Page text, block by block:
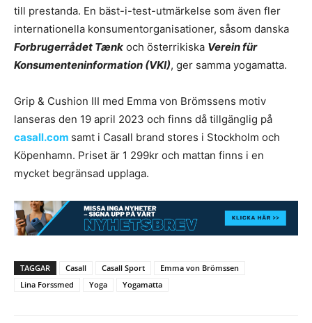
till prestanda. En bäst-i-test-utmärkelse som även fler
internationella konsumentorganisationer, såsom danska
Forbrugerrådet Tænk och österrikiska Verein für
Konsumenteninformation (VKI), ger samma yogamatta.
Grip & Cushion III med Emma von Brömssens motiv
lanseras den 19 april 2023 och finns då tillgänglig på
casall.com samt i Casall brand stores i Stockholm och
Köpenhamn. Priset är 1 299kr och mattan finns i en
mycket begränsad upplaga.
TAGGAR Casall Casall Sport
Emma von Brömssen
Lina Forssmed
Yoga Yogamatta